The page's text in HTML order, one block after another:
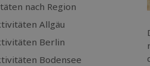
nach Region
Allgäu
Berlin
Bodensee